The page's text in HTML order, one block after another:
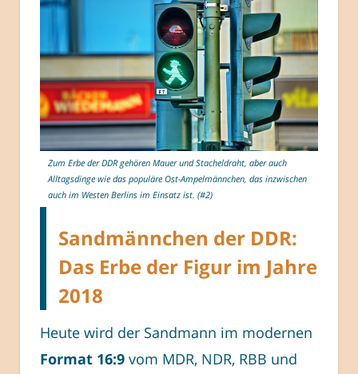
Zum Erbe der DDR gehören Mauer und Stacheldraht, aber auch
Alltagsdinge wie das populäre Ost-Ampelmännchen, das inzwischen
auch im Westen Berlins im Einsatz ist. (#2)
Sandmännchen der DDR:
Das Erbe der Figur im Jahre
2018
Heute wird der Sandmann im modernen
Format 16:9 vom MDR, NDR, RBB und